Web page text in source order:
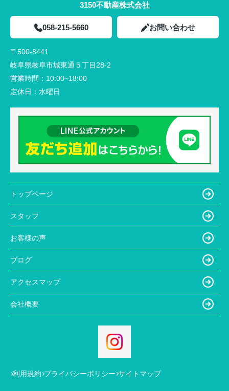
3150不動産株式会社
058-215-5660 お問い合わせ
〒500-8441
岐阜県岐阜市城東通５丁目28-2
営業時間： 10:00~18:00
定休日： 水曜日
トップページ
スタッフ
お客様の声
ブログ
アクセスマップ
会社概要
利用規約 プライバシーポリシー サイトマップ